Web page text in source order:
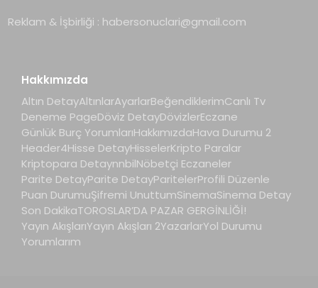
Reklam & İşbirliği : habersonuclari@gmail.com
Hakkımızda
Altın DetayAltınlarAyarlarBeğendiklerimCanlı Tv
Deneme PageDöviz DetayDövizlerEczane
Günlük Burç YorumlarıHakkımızdaHava Durumu 2
Header4Hisse DetayHisselerKripto Paralar
Kriptopara DetaynnbilNöbetçi Eczaneler
Parite DetayParite DetayParitelerProfili Düzenle
Puan DurumuŞifremi UnuttumSinemaSinema Detay
Son DakikaTOROSLAR’DA PAZAR GERGİNLİĞİ!
Yayın AkışlarıYayın Akışları 2YazarlarYol Durumu
Yorumlarım